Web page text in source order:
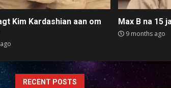
Kim Kardashian aan om
Max B na 15
9 months ago
RECENT POSTS